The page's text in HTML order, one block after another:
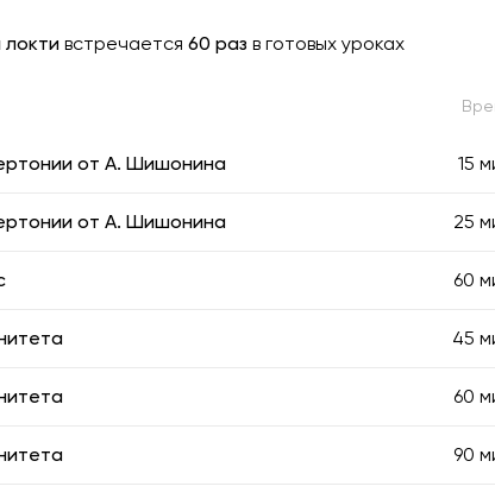
встречается 60 раз в готовых уроках
от А. Шишонина 15
от А. Шишонина 25
60
45
60
90